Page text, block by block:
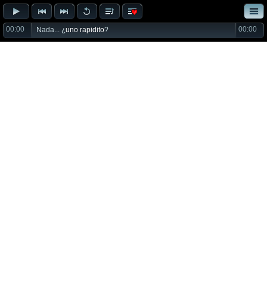
00:00 Nada... ¿uno rapidito? 00:00